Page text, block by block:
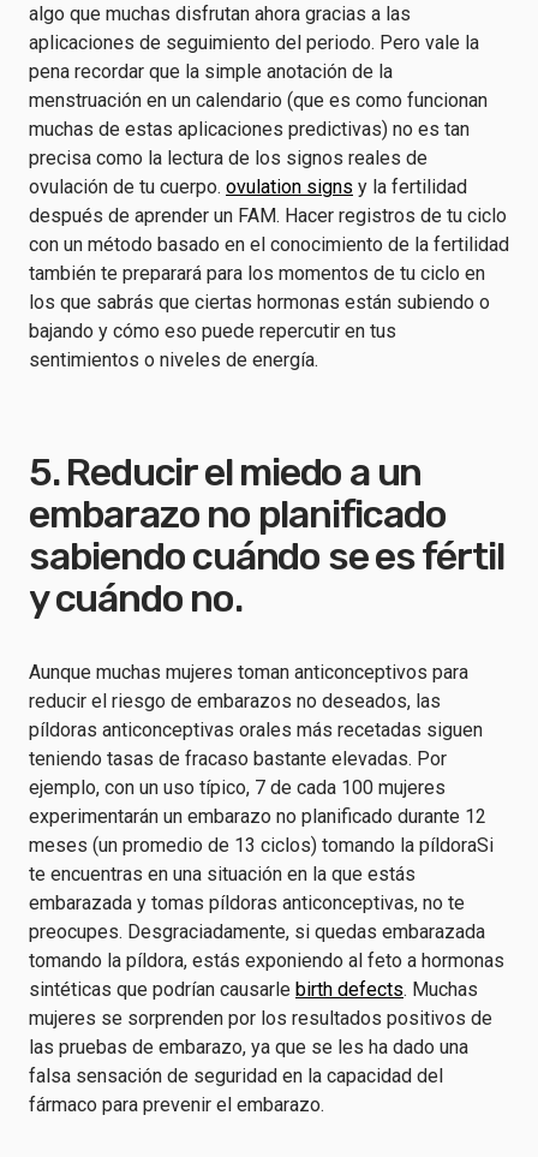
algo que muchas disfrutan ahora gracias a las
aplicaciones de seguimiento del periodo. Pero vale la
pena recordar que la simple anotación de la
menstruación en un calendario (que es como funcionan
muchas de estas aplicaciones predictivas) no es tan
precisa como la lectura de los signos reales de
ovulación de tu cuerpo. ovulation signs y la fertilidad
después de aprender un FAM. Hacer registros de tu ciclo
con un método basado en el conocimiento de la fertilidad
también te preparará para los momentos de tu ciclo en
los que sabrás que ciertas hormonas están subiendo o
bajando y cómo eso puede repercutir en tus
sentimientos o niveles de energía.
5. Reducir el miedo a un
embarazo no planificado
sabiendo cuándo se es fértil
y cuándo no.
Aunque muchas mujeres toman anticonceptivos para
reducir el riesgo de embarazos no deseados, las
píldoras anticonceptivas orales más recetadas siguen
teniendo tasas de fracaso bastante elevadas. Por
ejemplo, con un uso típico, 7 de cada 100 mujeres
experimentarán un embarazo no planificado durante 12
meses (un promedio de 13 ciclos) tomando la píldoraSi
te encuentras en una situación en la que estás
embarazada y tomas píldoras anticonceptivas, no te
preocupes. Desgraciadamente, si quedas embarazada
tomando la píldora, estás exponiendo al feto a hormonas
sintéticas que podrían causarle birth defects. Muchas
mujeres se sorprenden por los resultados positivos de
las pruebas de embarazo, ya que se les ha dado una
falsa sensación de seguridad en la capacidad del
fármaco para prevenir el embarazo.